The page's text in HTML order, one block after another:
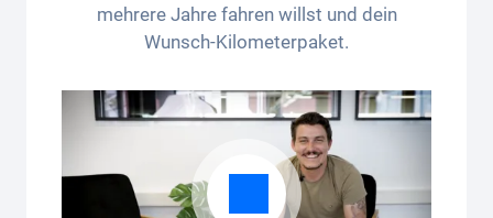
mehrere Jahre fahren willst und dein
Wunsch-Kilometerpaket.